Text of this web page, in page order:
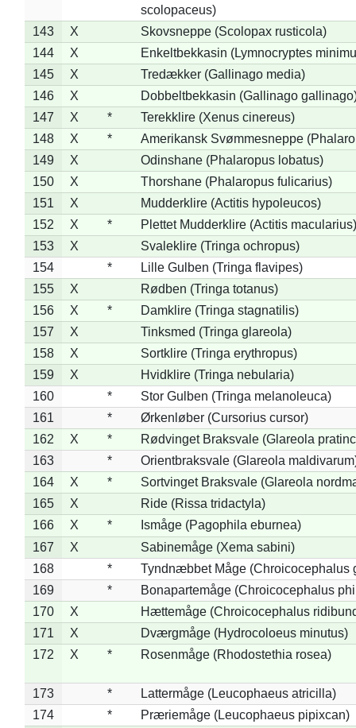
scolopaceus)
143
X
Skovsneppe (Scolopax rusticola)
144
X
Enkeltbekkasin (Lymnocryptes
145
X
Tredækker (Gallinago media)
146
X
Dobbeltbekkasin (Gallinago
147
X *
Terekklire (Xenus cinereus)
148
X *
Amerikansk Svømmesneppe
149
X
Odinshane (Phalaropus lobatus)
150
X
Thorshane (Phalaropus fulicarius)
151
X
Mudderklire (Actitis hypoleucos)
152
X *
Plettet Mudderklire (Actitis macularius)
153
X
Svaleklire (Tringa ochropus)
154
*
Lille Gulben (Tringa flavipes)
155
X
Rødben (Tringa totanus)
156
X *
Damklire (Tringa stagnatilis)
157
X
Tinksmed (Tringa glareola)
158
X
Sortklire (Tringa erythropus)
159
X
Hvidklire (Tringa nebularia)
160
*
Stor Gulben (Tringa melanoleuca)
161
*
Ørkenløber (Cursorius cursor)
162
X *
Rødvinget Braksvale (Glareola
163
*
Orientbraksvale (Glareola
164
X *
Sortvinget Braksvale (Glareola
165
X
Ride (Rissa tridactyla)
166
X *
Ismåge (Pagophila eburnea)
167
X
Sabinemåge (Xema sabini)
168
*
Tyndnæbbet Måge (Chroicocephalus
169
*
Bonapartemåge (Chroicocephalus
170
X
Hættemåge (Chroicocephalus
171
X
Dværgmåge (Hydrocoloeus minutus)
172
X * Rosenmåge (Rhodostethia rosea)
173 *
Lattermåge (Leucophaeus atricilla)
174
*
Præriemåge (Leucophaeus pipixcan)